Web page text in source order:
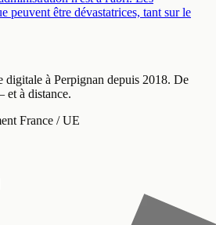
peuvent être dévastatrices, tant sur le
digitale à Perpignan depuis 2018. De
à distance.
France / UE